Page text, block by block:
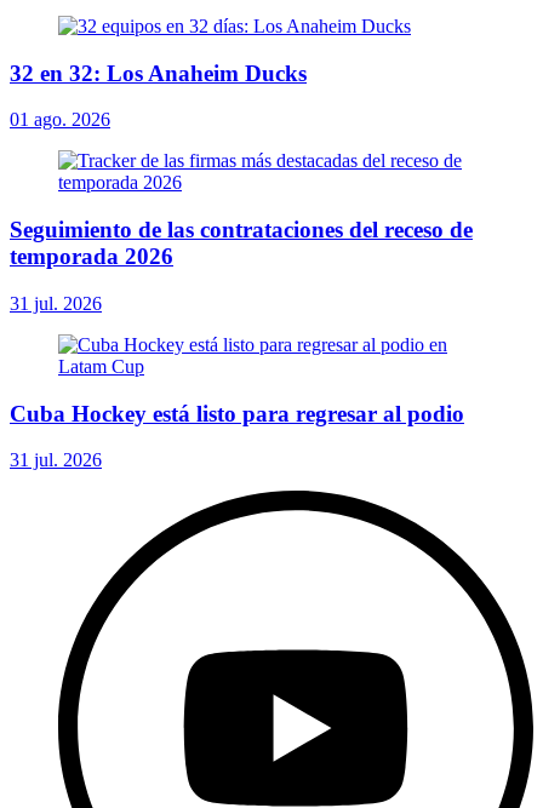
32 en 32: Los Anaheim Ducks
01 ago. 2026
Seguimiento de las contrataciones del receso de
temporada 2026
31 jul. 2026
Cuba Hockey está listo para regresar al podio
31 jul. 2026